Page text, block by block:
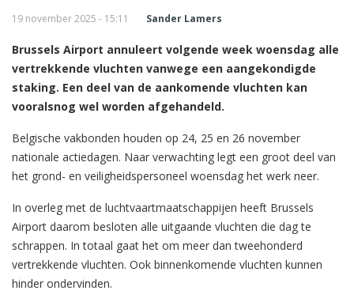
19 november 2025 - 15:11 Sander Lamers
Brussels Airport annuleert volgende week woensdag alle
vertrekkende vluchten vanwege een aangekondigde
staking. Een deel van de aankomende vluchten kan
vooralsnog wel worden afgehandeld.
Belgische vakbonden houden op 24, 25 en 26 november
nationale actiedagen. Naar verwachting legt een groot deel van
het grond- en veiligheidspersoneel woensdag het werk neer.
In overleg met de luchtvaartmaatschappijen heeft Brussels
Airport daarom besloten alle uitgaande vluchten die dag te
schrappen. In totaal gaat het om meer dan tweehonderd
vertrekkende vluchten. Ook binnenkomende vluchten kunnen
hinder ondervinden.